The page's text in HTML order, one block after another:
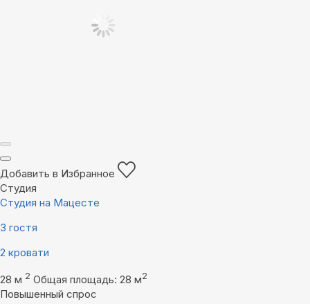
Добавить в Избранное
Студия
Студия на Мацесте
3 гостя
2 кровати
28 м 2 Общая площадь: 28 м2
Повышенный спрос